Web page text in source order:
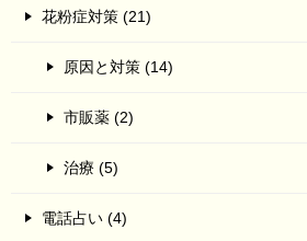
花粉症対策 (21)
原因と対策 (14)
市販薬 (2)
治療 (5)
電話占い (4)